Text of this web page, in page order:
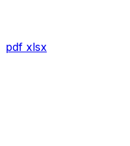
pdf xlsx